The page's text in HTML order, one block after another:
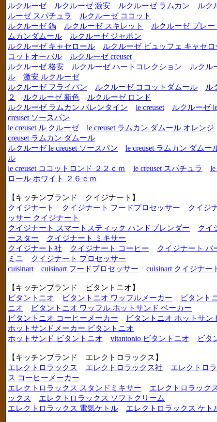
ルクルーゼ
ルクルーゼ 激安 ルクルーゼ ラムカン
ルク
ルーゼ スパチュラ
ルクルーゼ ココット
ルクルーゼ 鍋
ルクルーゼ スキレット
ルクルーゼ プレ
ムカンダムール
ルクルーゼ ジャポン
ルクルーゼ キャセロール
ルクルーゼ ビュッフェ キャセロ
コットオーバル
ルクルーゼ creuset
ルクルーゼ 格安
ルクルーゼ ハートコレクション
ルクル
ル
激安 ルクルーゼ
ルクルーゼ フライパン
ルクルーゼ ココットダムール
ル
２
ルクルーゼ 新色
ルクルーゼ ロンド
ルクルーゼ ラムカン バレンタイン
le creuset
ルクルーゼ
creuset ソースパン
le creuset ル クルーゼ
le creuset ラムカン ダムール オレンジ
creuset ラムカン ダムール
ルクルーゼ le creuset ソースパン
le creuset ラムカン ダム
ル
le creuset ココットロンド ２２ｃｍ
le creuset スパチュラ
le
ロール ホワイト ２６ｃｍ
【キッチンブランド クイジナート】
クイジナート
クイジナート フードプロセッサー
クイジ
ッサー クイジナート
クイジナート スマートスティック ハンドブレンダー
クイ
ースター
クイジナート ミキサー
クイジナート社
クイジナート コーヒー
クイジナート バ
ミニ
クイジナート プロセッサー
cuisinart
cuisinart フードプロセッサー cuisinart クイジナー
【キッチンブランド ビタントニオ】
ビタントニオ
ビタントニオ ワッフルメーカー
ビタント
ニオ
ビタントニオ ワッフル ホットサンド ベーカー
ビタントニオ コーヒーメーカー
ビタントニオ ホットサン
ホットサンドメーカー ビタントニオ
ホットサンド ビタントニオ
vitantonio ビタントニオ ビタ
【キッチンブランド エレクトロラックス】
エレクトロラックス
エレクトロラックス社
エレクトロ
ス コーヒーメーカー
エレクトロラックス スタンドミキサー
エレクトロラック
ックス
エレクトロラックス ソフトクリーム
エレクトロラックス 電気ケトル
エレクトロラックス ケト